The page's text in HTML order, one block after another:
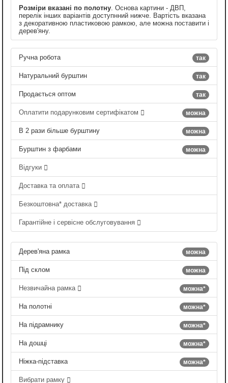
Розміри вказані по полотну. Основа картини - ДВП,
перелік інших варіантів доступнний нижче. Вартість вказана
з декоративною пластиковою рамкою, але можна поставити і
дерев'яну.
так
Ручна робота
так
Натуральний бурштин
так
Продається оптом
можна
Оплатити подарунковим сертифікатом
можна
В 2 рази більше бурштину
можна
Бурштин з фарбами
Відгуки
Доставка та оплата
Безкоштовна* доставка
Гарантійне і сервісне обслуговування
можна
Дерев'яна рамка
можна
Під склом
можна*
Незвичайна рамка
можна*
На полотні
можна*
На підрамнику
можна*
На дошці
можна*
Ніжка-підставка
Вибрати рамку